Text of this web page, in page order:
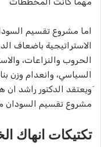
اما مشروع تقسيم
الاستراتيجية باضعاف
الحروب والنزاعات،
السياسي، وانعدام وزن
َويعتقد الدكتور راشد ان
مشروع تقسيم السودان
تكتيكات انهاك